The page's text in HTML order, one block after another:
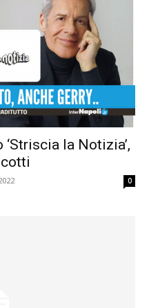
la Notizia’,
0